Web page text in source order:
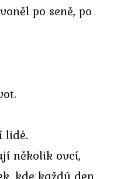
po seně, po
lidé.
několik ovcí,